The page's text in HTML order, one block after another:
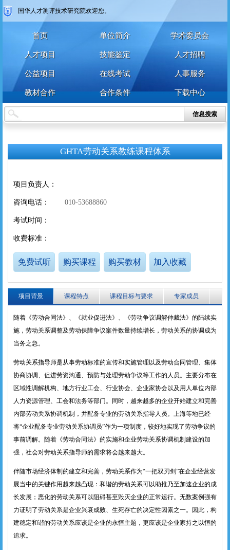
用户名
登录 注册
个人 企业 艺术人才 特殊群众
用户名
密 码
确认密码
注册 登录
国华人才测评技术研究院欢迎您。
首页 单位简介 学术委员会
人才项目 技能鉴定 人才招聘
公益项目 在线考试 人事服务
教材合作 合作条件 下载中心
信息搜索
GHTA劳动关系教练课程体系
项目负责人：
咨询电话： 010-53688860
考试时间：
收费标准：
免费试听 购买课程 购买教材 加入收藏
项目背景 课程特点 课程目标与要求 专家成员
随着《劳动合同法》、《就业促进法》、《劳动争议调解仲裁法》的陆续实
施，劳动关系调整及劳动保障争议案件数量持续增长，劳动关系的协调成为
当务之急。
劳动关系指导师是从事劳动标准的宣传和实施管理以及劳动合同管理、集体
协商协调、促进劳资沟通、预防与处理劳动争议等工作的人员。主要分布在
区域性调解机构、地方行业工会、行业协会、企业家协会以及用人单位内部
人力资源管理、工会和法务等部门。同时，越来越多的企业开始建立和完善
内部劳动关系协调机制，并配备专业的劳动关系指导人员。上海等地已经
将“企业配备专业劳动关系协调员”作为一项制度，较好地实现了劳动争议的
事前调解。随着《劳动合同法》的实施和企业劳动关系协调机制建设的加
强，社会对劳动关系指导师的需求将会越来越大。
伴随市场经济体制的建立和完善，劳动关系作为“一把双刃剑”在企业经营发
展当中的关键作用越来越凸现：和谐的劳动关系可以助推乃至加速企业的成
长发展；恶化的劳动关系可以阻碍甚至毁灭企业的正常运行。无数案例强有
力证明了劳动关系是企业兴衰成败、生死存亡的决定性因素之一。因此，构
建稳定和谐的劳动关系应该是企业的永恒主题，更应该是企业家持之以恒的
追求。